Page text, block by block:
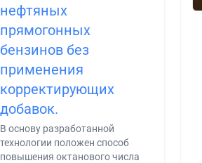
нефтяных
прямогонных
бензинов без
применения
корректирующих
добавок.
В основу разработанной
технологии положен способ
повышения октанового числа